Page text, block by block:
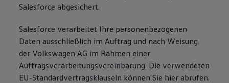
Salesforce abgesichert.
Salesforce verarbeitet Ihre personenbezogenen
Daten ausschließlich im Auftrag und nach Weisung
der Volkswagen AG im Rahmen einer
Auftragsverarbeitungsvereinbarung. Die verwendeten
EU-Standardvertragsklauseln können Sie hier abrufen.